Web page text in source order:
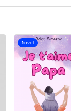
Novel